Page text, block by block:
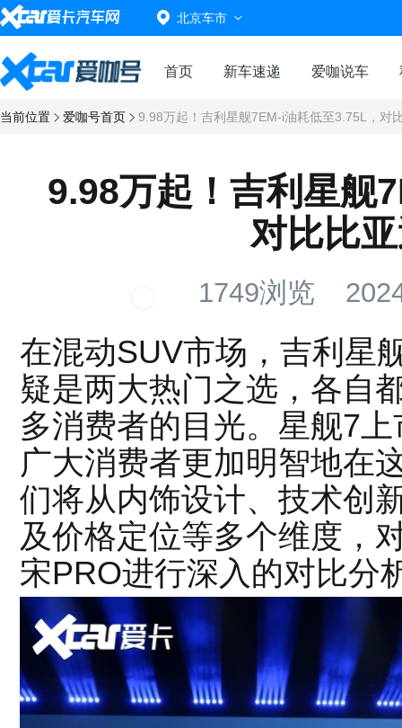
北京车市
首页 新车速递 爱咖说车
当前位置 爱咖号首页 9.98万起！吉利星舰7EM-i油耗低至3.75L，对
9.98万起！吉利星舰
对比比
1749浏览
在混动SUV市场，吉利星
疑是两大热门之选，各自
多消费者的目光。星舰7
广大消费者更加明智地在
们将从内饰设计、技术创
及价格定位等多个维度，
宋PRO进行深入的对比分